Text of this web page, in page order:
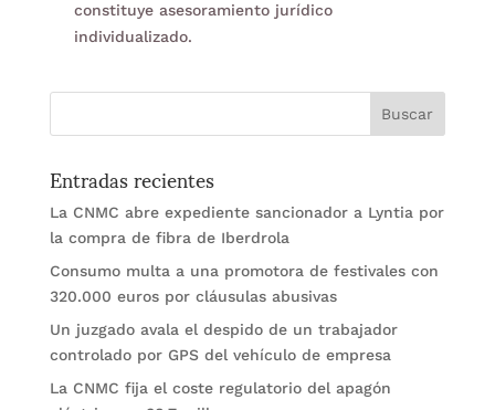
constituye asesoramiento jurídico
individualizado.
Entradas recientes
La CNMC abre expediente sancionador a Lyntia por
la compra de fibra de Iberdrola
Consumo multa a una promotora de festivales con
320.000 euros por cláusulas abusivas
Un juzgado avala el despido de un trabajador
controlado por GPS del vehículo de empresa
La CNMC fija el coste regulatorio del apagón